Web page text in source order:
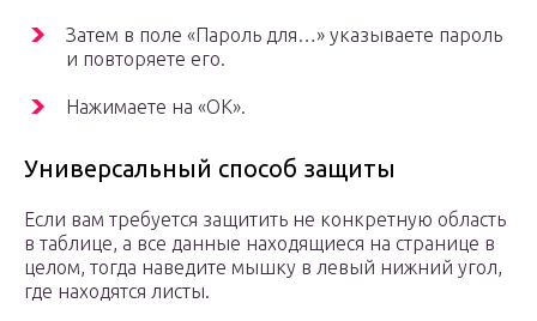
Затем в поле «Пароль для…» указываете пароль
и повторяете его.
Нажимаете на «ОК».
Универсальный способ защиты
Если вам требуется защитить не конкретную область
в таблице, а все данные находящиеся на странице в
целом, тогда наведите мышку в левый нижний угол,
где находятся листы.